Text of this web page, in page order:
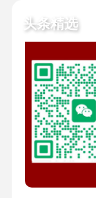
头条精选